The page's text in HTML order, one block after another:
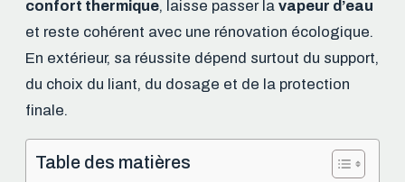
confort thermique, laisse passer la vapeur d’eau
et reste cohérent avec une rénovation écologique.
En extérieur, sa réussite dépend surtout du support,
du choix du liant, du dosage et de la protection
finale.
Table des matières